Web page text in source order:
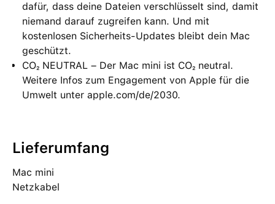
dafür, dass deine Dateien verschlüsselt sind, damit
niemand darauf zugreifen kann. Und mit
kostenlosen Sicherheits-Updates bleibt dein Mac
geschützt.
CO₂ NEUTRAL – Der Mac mini ist CO₂ neutral.
Weitere Infos zum Engagement von Apple für die
Umwelt unter apple.com/de/2030.
Lieferumfang
Mac mini
Netzkabel